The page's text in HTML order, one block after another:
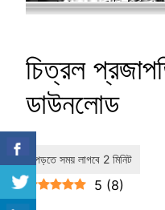
চিত্রল
ডাউনলোড
5 (8)